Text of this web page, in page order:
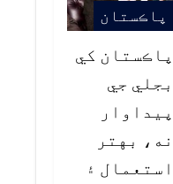
پاڪستان
پاڪستان کي
بجلي جي
پيداوار
نه، بهتر
استعمال ۽